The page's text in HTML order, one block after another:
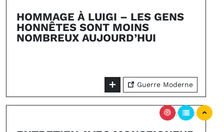
HOMMAGE À LUIGI – LES GENS
HONNÊTES SONT MOINS
NOMBREUX AUJOURD’HUI
Guerre Moderne
27/10/2025